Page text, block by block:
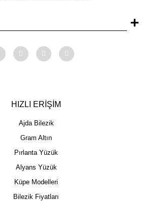
+
HIZLI ERİŞİM
Ajda Bilezik
Gram Altın
Pırlanta Yüzük
Alyans Yüzük
Küpe Modelleri
Bilezik Fiyatları